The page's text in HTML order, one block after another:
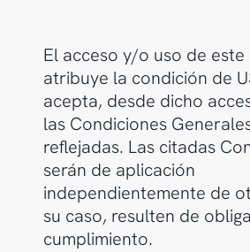
El acceso y/o uso de
atribuye la condición de
acepta, desde dicho
las Condiciones
reflejadas. Las citadas
serán de aplicación
independientemente de
su caso, resulten de
cumplimiento.